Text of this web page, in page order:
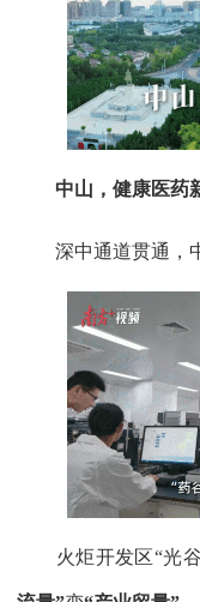
中山，健康医药
深中通道贯通，中
火炬开发区“光谷”